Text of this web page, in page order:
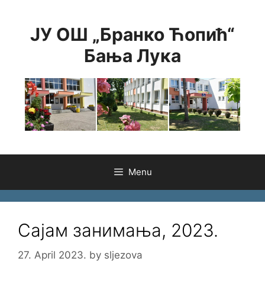
contentЈУ ОШ „Бранко Ћопић“
Бања Лука
Menu
Сајам занимања, 2023.
27. April 2023. by sljezova